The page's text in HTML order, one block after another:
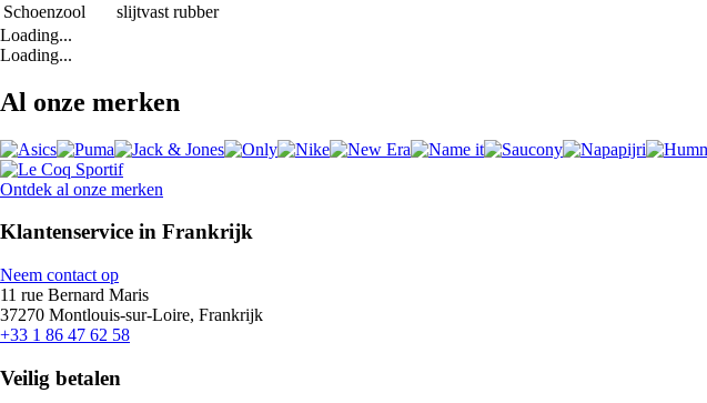
Schoenzool
slijtvast rubber
Loading...
Loading...
Al onze merken
Ontdek al onze merken
Klantenservice in Frankrijk
Neem contact op
11 rue Bernard Maris
37270 Montlouis-sur-Loire, Frankrijk
+33 1 86 47 62 58
Veilig betalen